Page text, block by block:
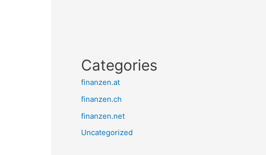
Categories
finanzen.at
finanzen.ch
finanzen.net
Uncategorized